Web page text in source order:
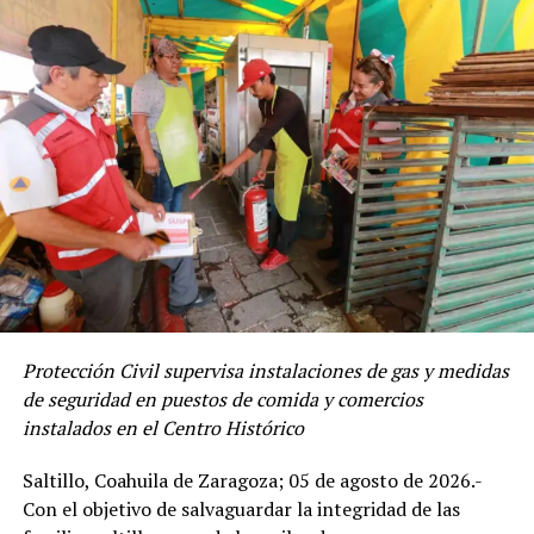
social.
“La premisa es siempre el menor tiempo posible en un
centro asistencial. En este caso, al parecer sí tenemos
algunas familias de apoyo que podrían recibirlo de
manera más inmediata; por eso se está trabajando”,
señaló.
ADVERTISEMENT
Protección Civil supervisa instalaciones de gas y medidas
de seguridad en puestos de comida y comercios
instalados en el Centro Histórico
Saltillo, Coahuila de Zaragoza; 05 de agosto de 2026.-
Con el objetivo de salvaguardar la integridad de las